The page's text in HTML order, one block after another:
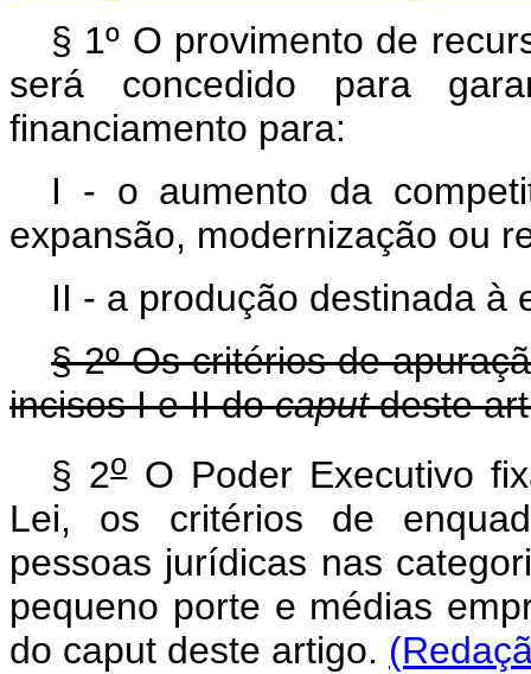
§ 1º O provimento de
será concedido para
financiamento para:
I - o aumento da
expansão, modernização ou
II - a produção destinada à
§ 2º Os critérios de
incisos I e II docaputdeste
§ 2oO Poder Executivo
Lei, os critérios de
pessoas jurídicas nas
pequeno porte e médias
do caput deste artigo.